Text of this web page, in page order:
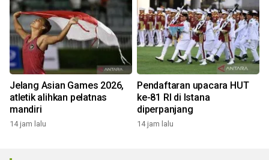
Jelang Asian Games 2026,
atletik alihkan pelatnas
mandiri
14 jam lalu
Pendaftaran upacara HUT
ke-81 RI di Istana
diperpanjang
14 jam lalu